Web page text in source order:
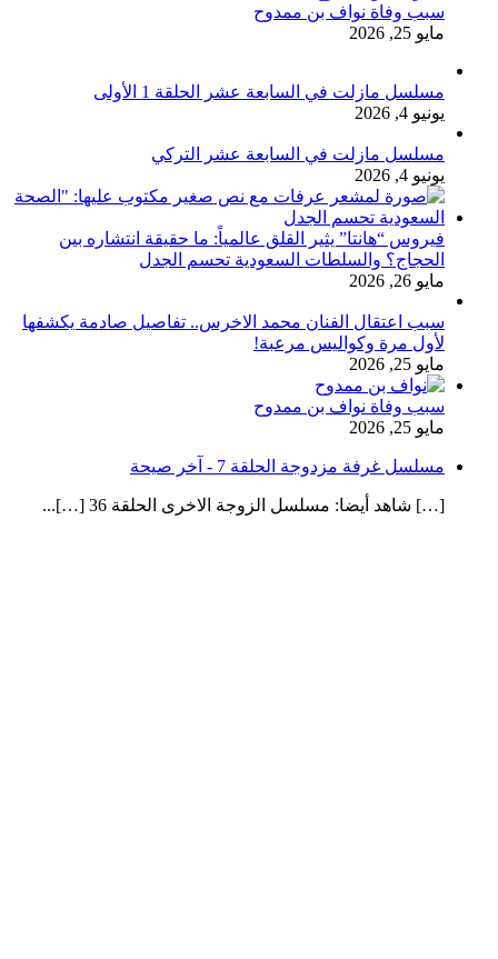
سبب وفاة نواف بن ممدوح
مايو 25, 2026
مسلسل مازلت في السابعة عشر الحلقة 1 الأولى
يونيو 4, 2026
مسلسل مازلت في السابعة عشر التركي
يونيو 4, 2026
فيروس “هانتا” يثير القلق عالمياً: ما حقيقة انتشاره بين
الحجاج؟ والسلطات السعودية تحسم الجدل
مايو 26, 2026
سبب اعتقال الفنان محمد الاخرس.. تفاصيل صادمة يكشفها
لأول مرة وكواليس مرعبة!
مايو 25, 2026
سبب وفاة نواف بن ممدوح
مايو 25, 2026
مسلسل غرفة مزدوجة الحلقة 7 - آخر صيحة
[…] شاهد أيضا: مسلسل الزوجة الاخرى الحلقة 36 […]...